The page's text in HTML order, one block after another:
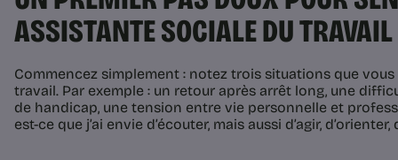
ASSISTANTE SOCIALE DU TRAVAIL
Commencez simplement : notez trois situations que
travail. Par exemple : un retour après arrêt long, une
de handicap, une tension entre vie personnelle et
est-ce que j’ai envie d’écouter, mais aussi d’agir,